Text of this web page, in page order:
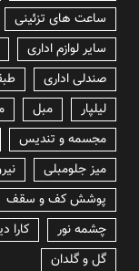
ساعت های تزئینی
سایر لوازم اداری
صندلی اداری
لیلپار
مبل
مجسمه و تندیس
میز جلومبلی
پوشش کف و سقف
چشمه نور
کارا
گل و گلدان